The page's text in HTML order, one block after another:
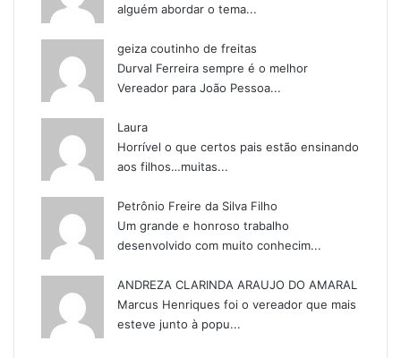
alguém abordar o tema...
geiza coutinho de freitas
Durval Ferreira sempre é o melhor
Vereador para João Pessoa...
Laura
Horrível o que certos pais estão ensinando
aos filhos…muitas...
Petrônio Freire da Silva Filho
Um grande e honroso trabalho
desenvolvido com muito conhecim...
ANDREZA CLARINDA ARAUJO DO AMARAL
Marcus Henriques foi o vereador que mais
esteve junto à popu...